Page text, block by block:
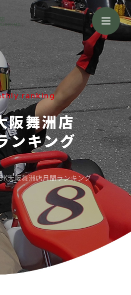
ranking
阪舞洲店
ンキング
大阪舞洲店月間ランキング